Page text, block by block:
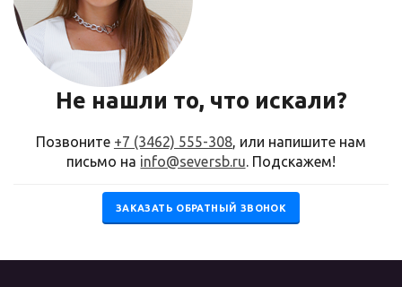
Не нашли то, что искали?
Позвоните +7 (3462) 555-308, или напишите нам
письмо на info@seversb.ru. Подскажем!
ЗАКАЗАТЬ ОБРАТНЫЙ ЗВОНОК